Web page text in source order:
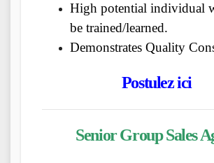
High potential individual
be trained/learned.
Demonstrates Quality
Postulez ici
Senior Group Sales